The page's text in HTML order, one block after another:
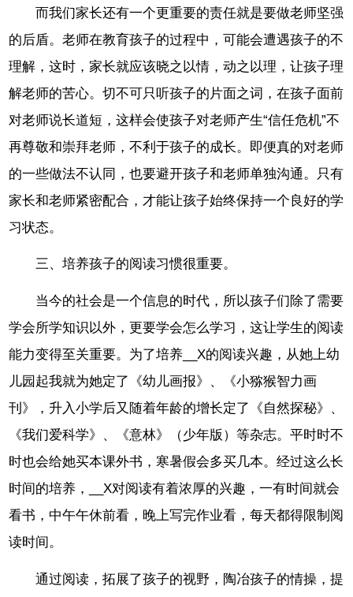
而我们家长还有一个更重要的责任就是要做老师坚强
的后盾。老师在教育孩子的过程中，可能会遭遇孩子的不
理解，这时，家长就应该晓之以情，动之以理，让孩子理
解老师的苦心。切不可只听孩子的片面之词，在孩子面前
对老师说长道短，这样会使孩子对老师产生“信任危机”不
再尊敬和崇拜老师，不利于孩子的成长。即便真的对老师
的一些做法不认同，也要避开孩子和老师单独沟通。只有
家长和老师紧密配合，才能让孩子始终保持一个良好的学
习状态。
三、培养孩子的阅读习惯很重要。
当今的社会是一个信息的时代，所以孩子们除了需要
学会所学知识以外，更要学会怎么学习，这让学生的阅读
能力变得至关重要。为了培养__X的阅读兴趣，从她上幼
儿园起我就为她定了《幼儿画报》、《小猕猴智力画
刊》，升入小学后又随着年龄的增长定了《自然探秘》、
《我们爱科学》、《意林》（少年版）等杂志。平时时不
时也会给她买本课外书，寒暑假会多买几本。经过这么长
时间的培养，__X对阅读有着浓厚的兴趣，一有时间就会
看书，中午午休前看，晚上写完作业看，每天都得限制阅
读时间。
通过阅读，拓展了孩子的视野，陶冶孩子的情操，提